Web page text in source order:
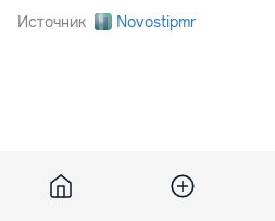
Источник Novostipmr